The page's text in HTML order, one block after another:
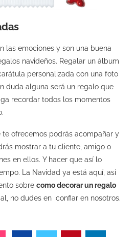
las emociones y son una buena
navideños. Regalar un álbum
personalizada con una foto
duda alguna será un regalo que
recordar todos los momentos
ofrecemos podrás acompañar y
mostrar a tu cliente, amigo o
en ellos. Y hacer que así lo
La Navidad ya está aquí, así
sobre como decorar un regalo
no dudes en confiar en nosotros.